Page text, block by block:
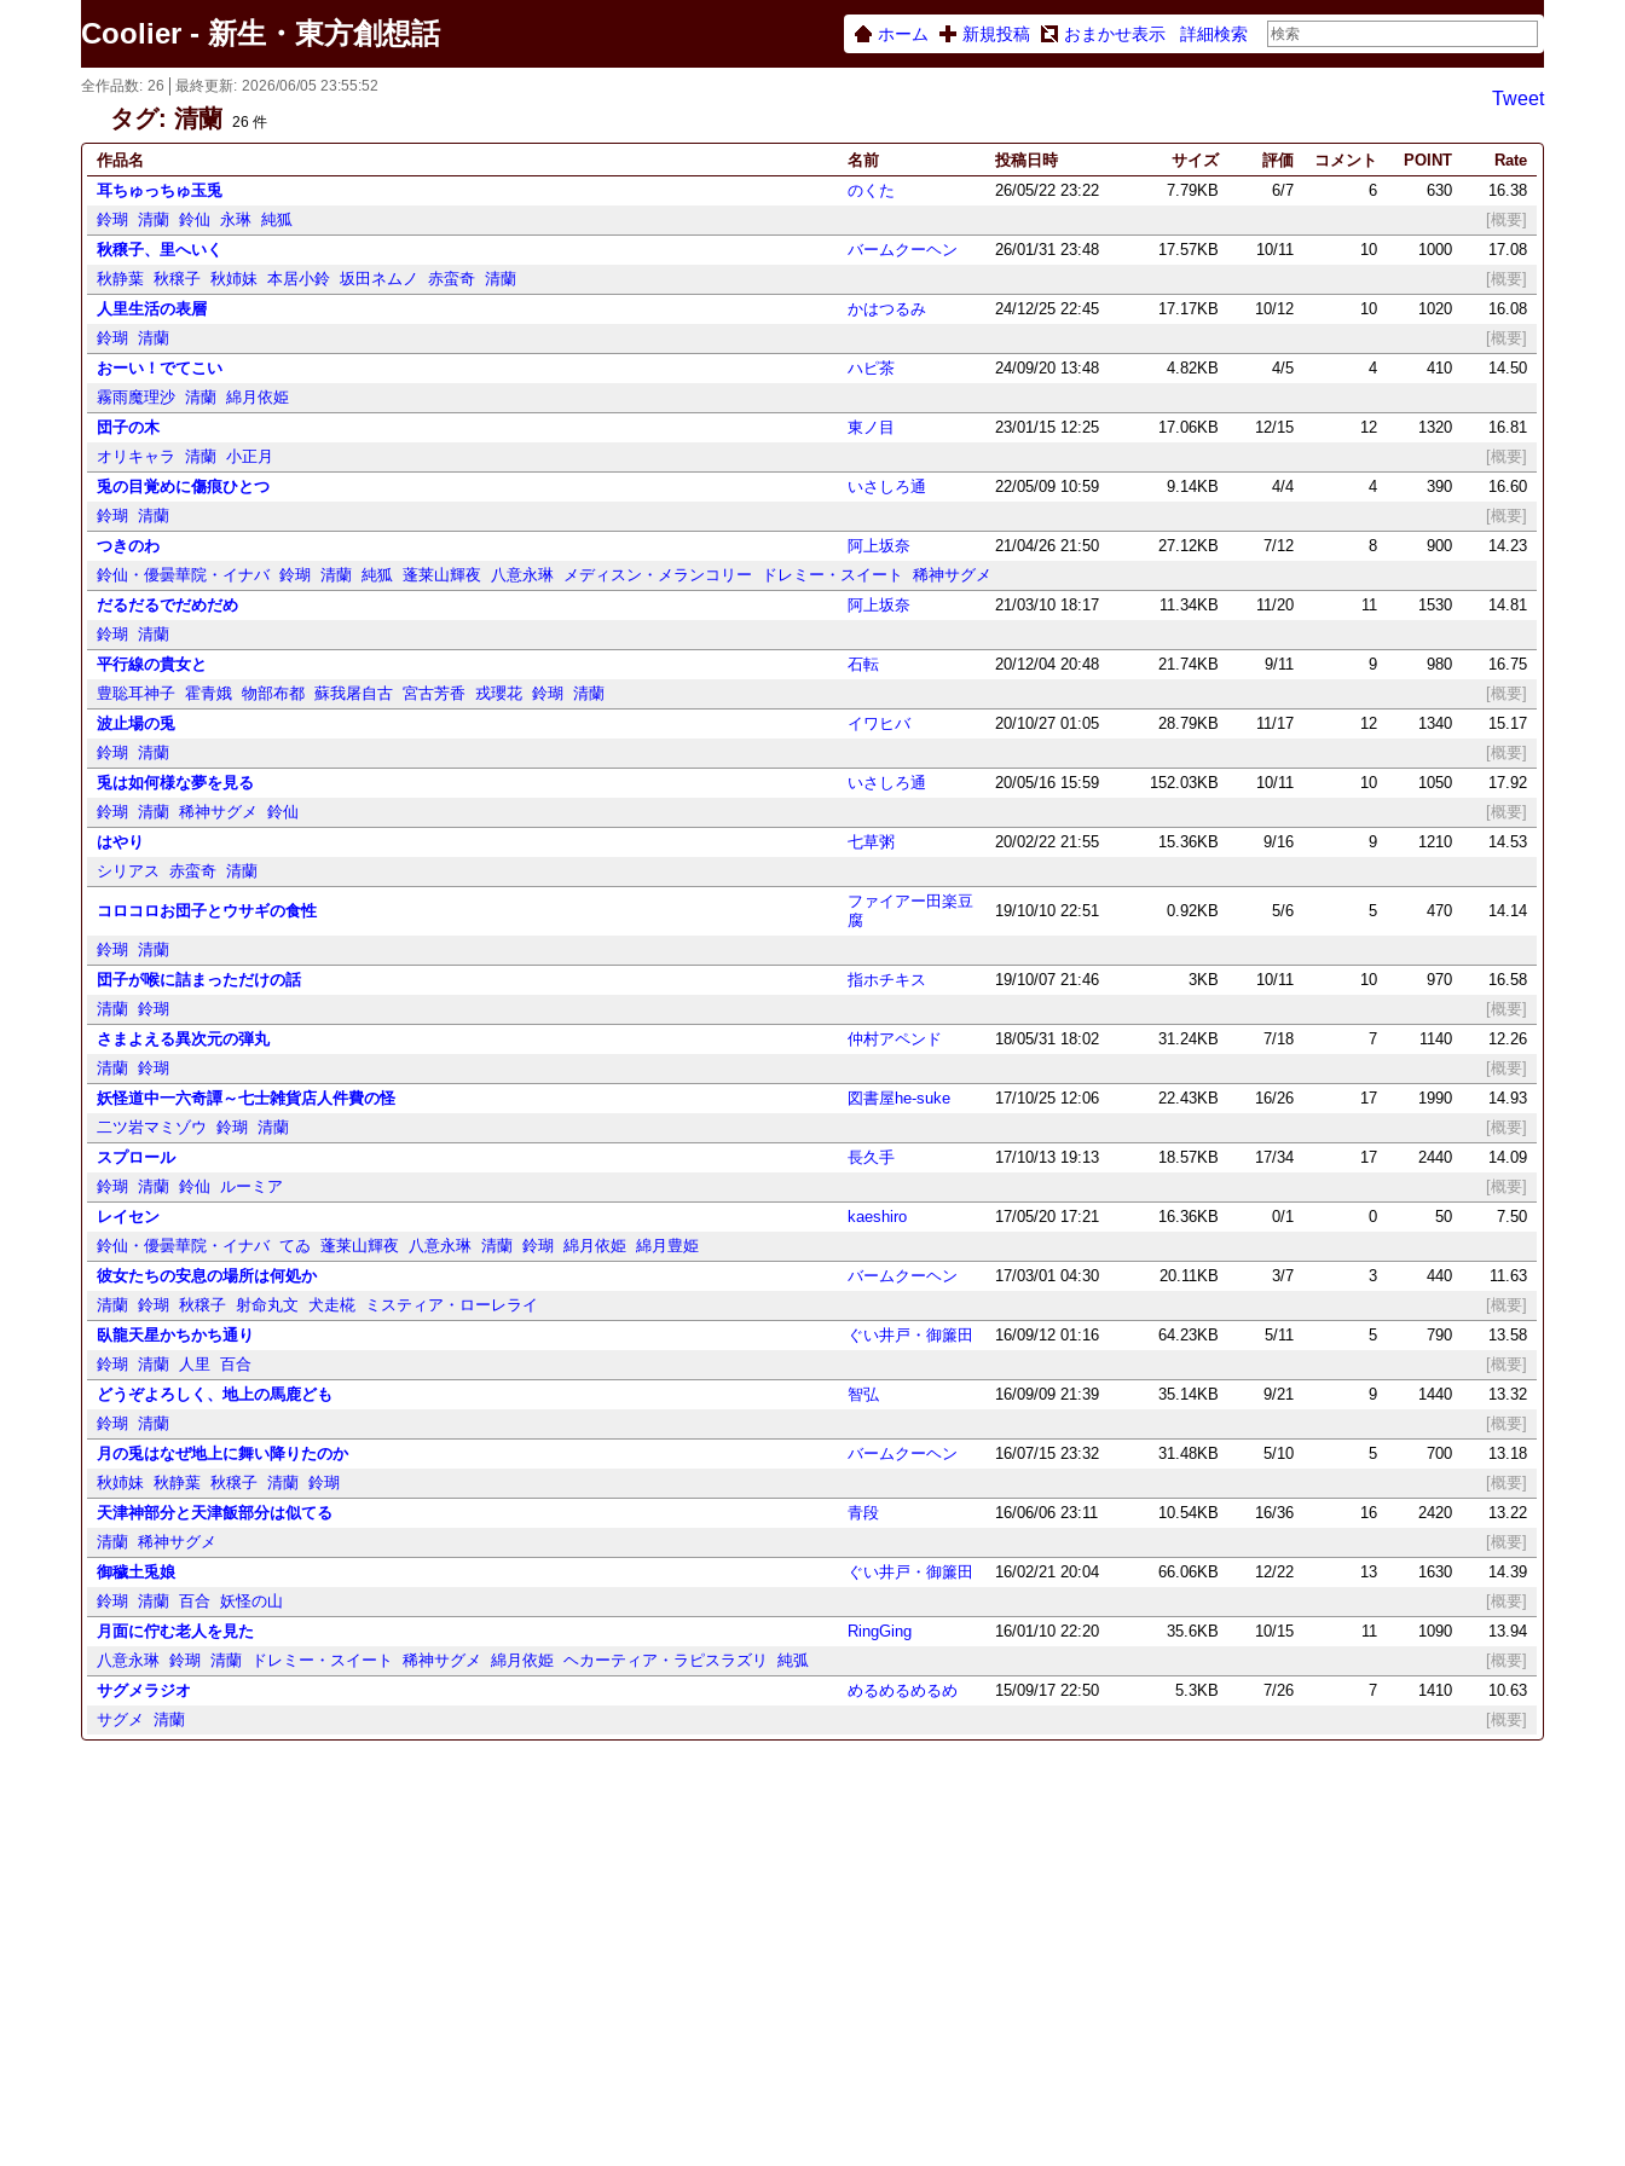
Coolier - 新生・東方創想話 ホーム 新規投稿 おまかせ表示 詳細検索
タグ: 清蘭 26 件
全作品数 26 最終更新 2026/06/05 23:55:52
Tweet
作品名 名前 投稿日時 サイズ 評価 コメント POINT
Rate
耳ちゅっちゅ玉兎
のくた 26/05/22 23:22 7.79KB 6/7 6 630
16.38
[概要]
鈴瑚 清蘭 鈴仙 永琳 純狐
秋穣子、里へいく
バームクーヘン 26/01/31 23:48 17.57KB 10/11 10 1000
17.08
[概要]
秋静葉 秋穣子 秋姉妹 本居小鈴 坂田ネムノ 赤蛮奇 清蘭
人里生活の表層
かはつるみ 24/12/25 22:45 17.17KB 10/12 10 1020
16.08
[概要]
鈴瑚
清蘭
おーい！でてこい
ハピ茶 24/09/20 13:48 4.82KB 4/5 4 410
14.50
霧雨魔理沙 清蘭 綿月依姫
団子の木
東ノ目 23/01/15 12:25 17.06KB 12/15 12 1320
16.81
[概要]
オリキャラ 清蘭 小正月
兎の目覚めに傷痕ひとつ
いさしろ通 22/05/09 10:59 9.14KB 4/4 4 390
16.60
[概要]
鈴瑚
清蘭
つきのわ
阿上坂奈 21/04/26 21:50 27.12KB 7/12 8 900
14.23
鈴仙・優曇華院・イナバ 鈴瑚 清蘭 純狐 蓬莱山輝夜 八意永琳 メディスン・メランコリー ドレミー・スイート
稀神サグメ
だるだるでだめだめ
阿上坂奈 21/03/10 18:17 11.34KB 11/20 11 1530
14.81
鈴瑚
清蘭
平行線の貴女と
石転 20/12/04 20:48 21.74KB 9/11 9 980
16.75
[概要]
豊聡耳神子 霍青娥 物部布都 蘇我屠自古 宮古芳香 戎瓔花 鈴瑚
清蘭
波止場の兎
イワヒバ 20/10/27 01:05 28.79KB 11/17 12 1340
15.17
[概要]
鈴瑚
清蘭
兎は如何様な夢を見る
いさしろ通 20/05/16 15:59 152.03KB 10/11 10 1050
17.92
[概要]
鈴瑚 清蘭 稀神サグメ
鈴仙
はやり
七草粥 20/02/22 21:55 15.36KB 9/16 9 1210
14.53
シリアス
赤蛮奇 清蘭
コロコロお団子とウサギの食性
ファイアー田楽豆
腐
19/10/10 22:51 0.92KB 5/6 5 470 14.14
鈴瑚
清蘭
団子が喉に詰まっただけの話
指ホチキス 19/10/07 21:46 3KB 10/11 10 970
16.58
[概要]
清蘭 鈴瑚
さまよえる異次元の弾丸
仲村アペンド 18/05/31 18:02 31.24KB 7/18 7 1140
12.26
[概要]
清蘭 鈴瑚
妖怪道中一六奇譚～七士雑貨店人件費の怪
図書屋he-suke 17/10/25 12:06 22.43KB 16/26 17 1990
14.93
[概要]
二ツ岩マミゾウ 鈴瑚
清蘭
スプロール
長久手 17/10/13 19:13 18.57KB 17/34 17 2440
14.09
[概要]
鈴瑚 清蘭 鈴仙
ルーミア
レイセン
kaeshiro 17/05/20 17:21 16.36KB 0/1 0 50
7.50
鈴仙・優曇華院・イナバ てゐ 蓬莱山輝夜 八意永琳 清蘭 鈴瑚 綿月依姫
綿月豊姫
彼女たちの安息の場所は何処か
バームクーヘン 17/03/01 04:30 20.11KB 3/7 3 440
11.63
[概要]
清蘭 鈴瑚 秋穣子 射命丸文 犬走椛
ミスティア・ローレライ
臥龍天星かちかち通り
ぐい井戸・御簾田 16/09/12 01:16 64.23KB 5/11 5 790
13.58
[概要]
鈴瑚 清蘭 人里
百合
どうぞよろしく、地上の馬鹿ども
智弘 16/09/09 21:39 35.14KB 9/21 9 1440
13.32
[概要]
鈴瑚
清蘭
月の兎はなぜ地上に舞い降りたのか
バームクーヘン 16/07/15 23:32 31.48KB 5/10 5 700
13.18
[概要]
秋姉妹 秋静葉 秋穣子 清蘭 鈴瑚
天津神部分と天津飯部分は似てる
青段 16/06/06 23:11 10.54KB 16/36 16 2420
13.22
[概要]
清蘭 稀神サグメ
御穢土兎娘
ぐい井戸・御簾田 16/02/21 20:04 66.06KB 12/22 13 1630
14.39
[概要]
鈴瑚 清蘭 百合 妖怪の山
月面に佇む老人を見た
RingGing 16/01/10 22:20 35.6KB 10/15 11 1090
13.94
[概要]
八意永琳 鈴瑚 清蘭 ドレミー・スイート 稀神サグメ 綿月依姫 ヘカーティア・ラピスラズリ
純弧
サグメラジオ
めるめるめるめ 15/09/17 22:50 5.3KB 7/26 7 1410
10.63
[概要]
サグメ 清蘭